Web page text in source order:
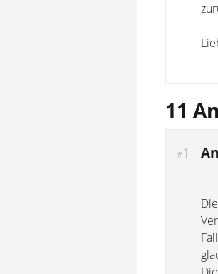
11
#1